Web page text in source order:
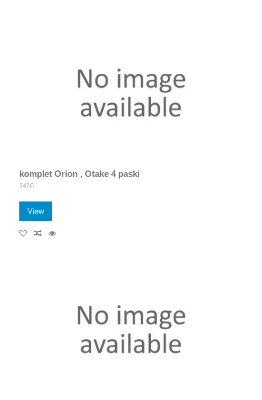
komplet Orion , Otake 4 paski
242C
View